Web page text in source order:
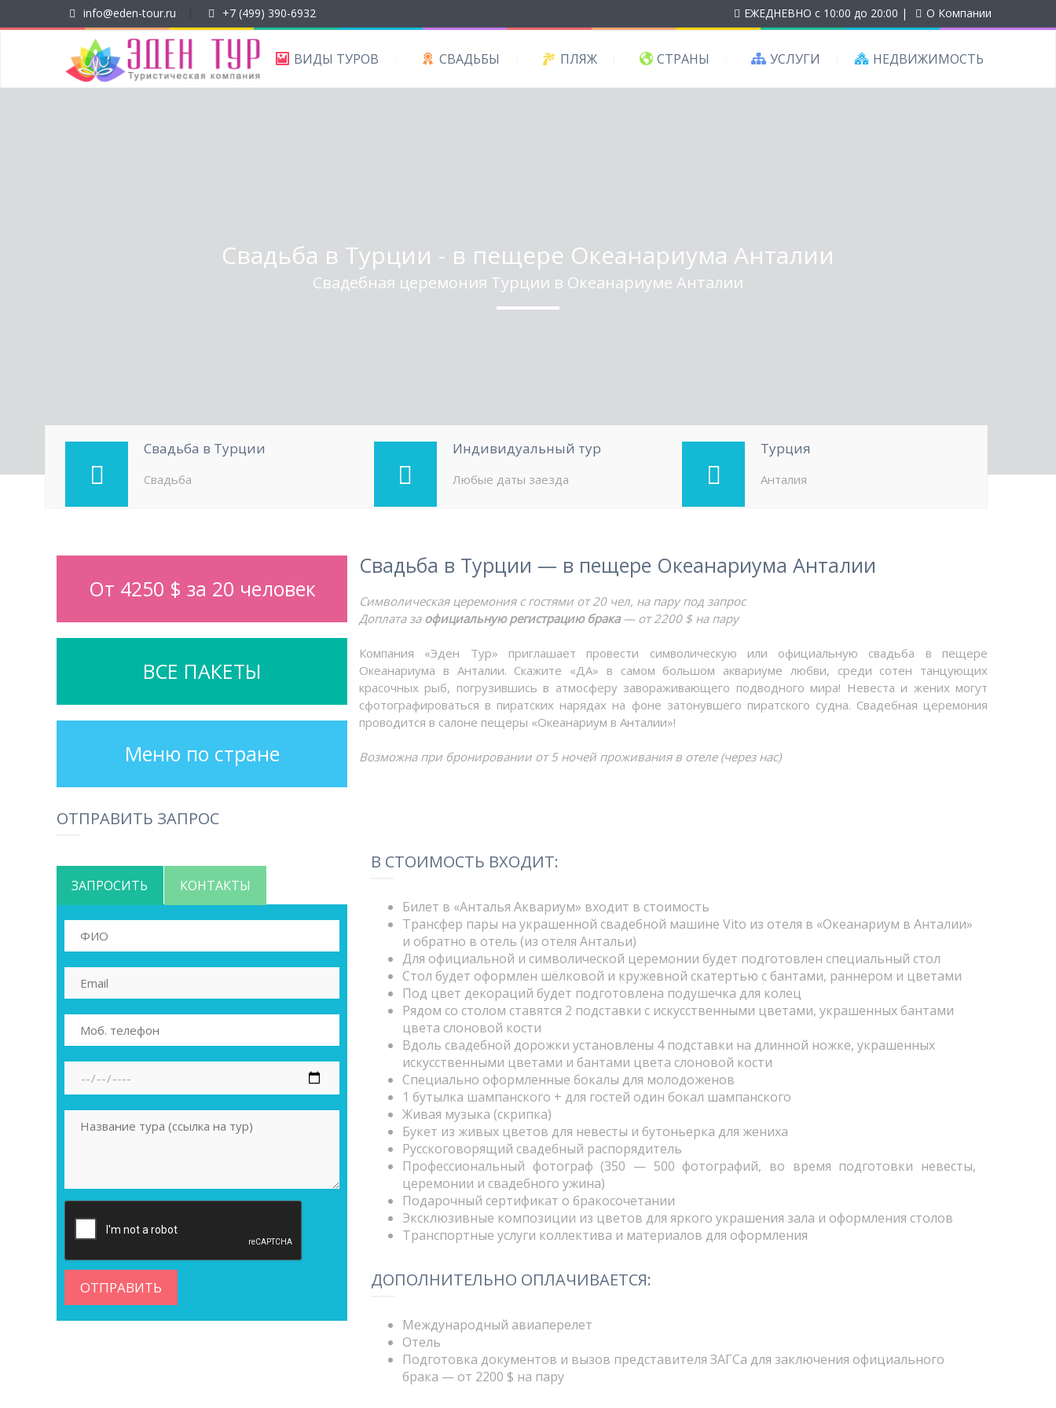
info@eden-tour.ru +7 (499) 390-6932 ЕЖЕДНЕВНО с 10:00 до 20:00 | О Компании
ВИДЫ ТУРОВ СВАДЬБЫ ПЛЯЖ СТРАНЫ УСЛУГИ НЕДВИЖИМОСТЬ
Свадьба в Турции - в пещере Океанариума Анталии
Свадебная церемония Турции в Океанариуме Анталии
Свадьба в Турции
Свадьба
Индивидуальный тур
Любые даты заезда
Турция
Анталия
От 4250 $ за 20 человек
ВСЕ ПАКЕТЫ
Меню по стране
Свадьба в Турции — в пещере Океанариума Анталии
Символическая церемония с гостями от 20 чел, на пару под запрос
Доплата за официальную регистрацию брака— от 2200 $ на пару
Компания «Эден Тур» приглашает провести символическую или официальную свадьба в пещере
Океанариума в Анталии. Скажите «ДА» в самом большом аквариуме любви, среди сотен танцующих
красочных рыб, погрузившись в атмосферу завораживающего подводного мира! Невеста и жених могут
сфотографироваться в пиратских нарядах на фоне затонувшего пиратского судна. Свадебная церемония
проводится в салоне пещеры «Океанариум в Анталии»!
Возможна при бронировании от 5 ночей проживания в отеле (через нас)
ОТПРАВИТЬ ЗАПРОС
ЗАПРОСИТЬ КОНТАКТЫ
В СТОИМОСТЬ ВХОДИТ:
Билет в «Анталья Аквариум» входит в стоимость
Трансфер пары на украшенной свадебной машине Vito из отеля в «Океанариум в Анталии»
и обратно в отель (из отеля Антальи)
Для официальной и символической церемонии будет подготовлен специальный стол
Стол будет оформлен шёлковой и кружевной скатертью с бантами, раннером и цветами
Под цвет декораций будет подготовлена подушечка для колец
Рядом со столом ставятся 2 подставки с искусственными цветами, украшенных бантами
цвета слоновой кости
Вдоль свадебной дорожки установлены 4 подставки на длинной ножке, украшенных
искусственными цветами и бантами цвета слоновой кости
Специально оформленные бокалы для молодоженов
1 бутылка шампанского + для гостей один бокал шампанского
Живая музыка (скрипка)
Букет из живых цветов для невесты и бутоньерка для жениха
Русскоговорящий свадебный распорядитель
Профессиональный фотограф (350 — 500 фотографий, во время подготовки невесты,
церемонии и свадебного ужина)
Подарочный сертификат о бракосочетании
Эксклюзивные композиции из цветов для яркого украшения зала и оформления столов
Транспортные услуги коллектива и материалов для оформления
ДОПОЛНИТЕЛЬНО ОПЛАЧИВАЕТСЯ:
Международный авиаперелет
Отель
Подготовка документов и вызов представителя ЗАГСа для заключения официального
брака — от 2200 $ на пару